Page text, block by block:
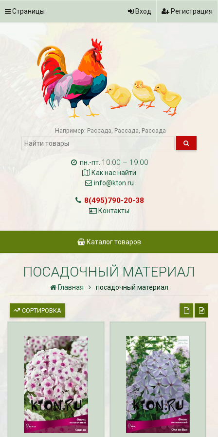
Страницы Вход Регистрация
Например: Рассада Рассада Рассада
пн.-пт. 10:00 – 19:00
Как нас найти
info@kton.ru
8(495)790-20-38
Контакты
Каталог товаров
ПОСАДОЧНЫЙ МАТЕРИАЛ
Главная посадочный материал
СОРТИРОВКА